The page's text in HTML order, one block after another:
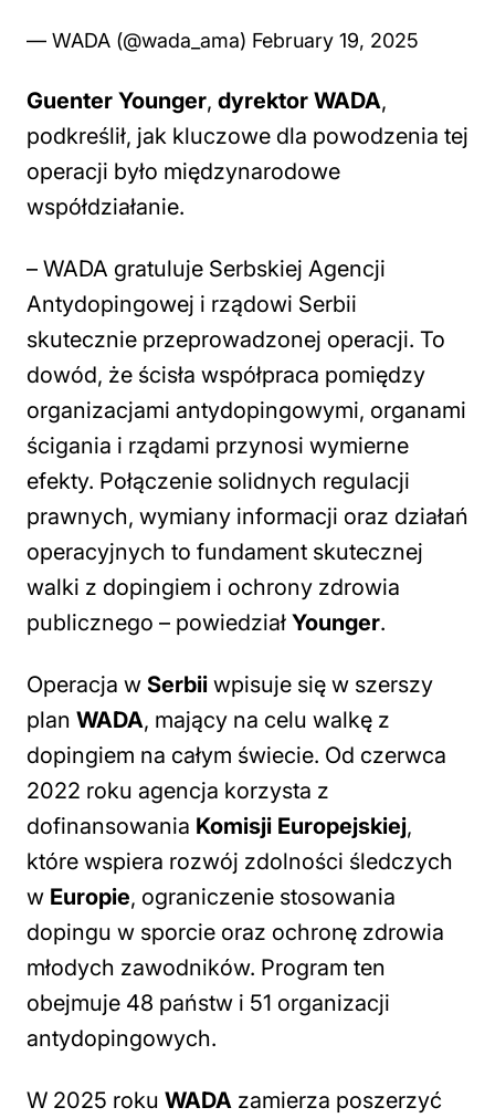
— WADA (@wada_ama) February 19, 2025
Guenter Younger, dyrektor WADA,
podkreślił, jak kluczowe dla powodzenia tej
operacji było międzynarodowe
współdziałanie.
– WADA gratuluje Serbskiej Agencji
Antydopingowej i rządowi Serbii
skutecznie przeprowadzonej operacji. To
dowód, że ścisła współpraca pomiędzy
organizacjami antydopingowymi, organami
ścigania i rządami przynosi wymierne
efekty. Połączenie solidnych regulacji
prawnych, wymiany informacji oraz działań
operacyjnych to fundament skutecznej
walki z dopingiem i ochrony zdrowia
publicznego – powiedział Younger.
Operacja w Serbii wpisuje się w szerszy
plan WADA, mający na celu walkę z
dopingiem na całym świecie. Od czerwca
2022 roku agencja korzysta z
dofinansowania Komisji Europejskiej,
które wspiera rozwój zdolności śledczych
w Europie, ograniczenie stosowania
dopingu w sporcie oraz ochronę zdrowia
młodych zawodników. Program ten
obejmuje 48 państw i 51 organizacji
antydopingowych.
W 2025 roku WADA zamierza poszerzyć